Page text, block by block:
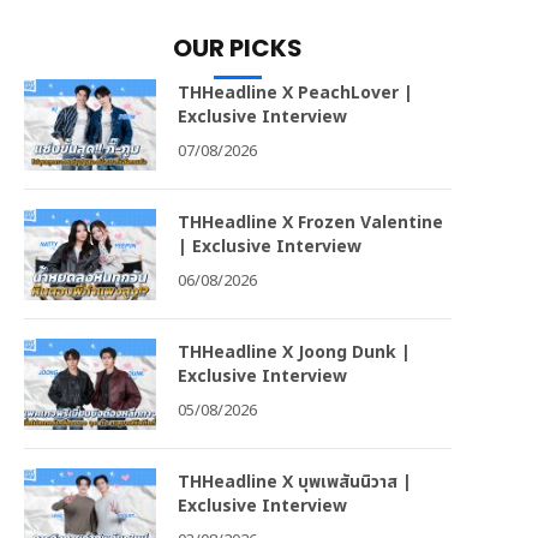
OUR PICKS
THHeadline X PeachLover |
Exclusive Interview
07/08/2026
THHeadline X Frozen Valentine
| Exclusive Interview
06/08/2026
THHeadline X Joong Dunk |
Exclusive Interview
05/08/2026
THHeadline X บุพเพสันนิวาส |
Exclusive Interview